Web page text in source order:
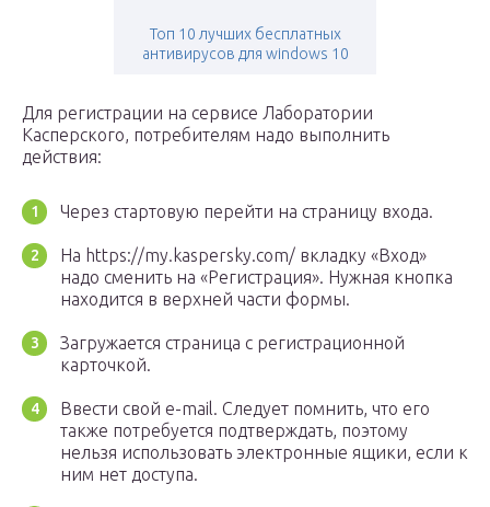
Топ 10 лучших бесплатных
антивирусов для windows 10
Для регистрации на сервисе Лаборатории
Касперского, потребителям надо выполнить
действия:
Через стартовую перейти на страницу входа.
На https://my.kaspersky.com/ вкладку «Вход»
надо сменить на «Регистрация». Нужная кнопка
находится в верхней части формы.
Загружается страница с регистрационной
карточкой.
Ввести свой e-mail. Следует помнить, что его
также потребуется подтверждать, поэтому
нельзя использовать электронные ящики, если к
ним нет доступа.